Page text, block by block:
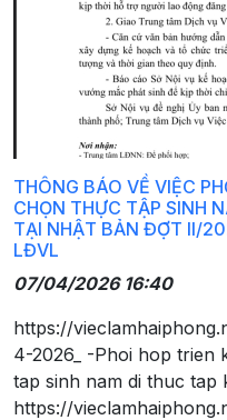
THÔNG BÁO VỀ VIỆC
CHỌN THỰC TẬP SINH
TẠI NHẬT BẢN ĐỢT II/
LĐVL
07/04/2026 16:40
https://
4-2026_ -Phoi hop trien
tap sinh nam di thuc tap
https://